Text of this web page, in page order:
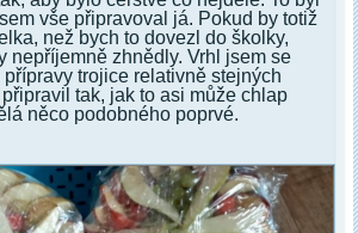
vše připravoval já. Pokud by totiž
než bych to dovezl do školky,
nepříjemně zhnědly. Vrhl jsem se
trojice relativně stejných
tak, jak to asi může chlap
něco podobného poprvé.